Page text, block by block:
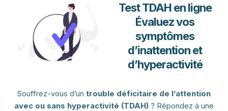
Test TDAH en ligne
Évaluez vos
symptômes
d’inattention et
d’hyperactivité
Souffrez-vous d’un trouble déficitaire de l’attention
avec ou sans hyperactivité (TDAH) ? Répondez à une